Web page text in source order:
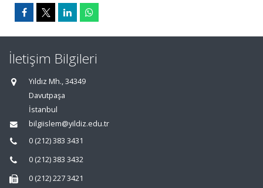
İletişim Bilgileri
Yıldız Mh., 34349
Davutpaşa
İstanbul
bilgiislem@yildiz.edu.tr
0 (212) 383 3431
0 (212) 383 3432
0 (212) 227 3421